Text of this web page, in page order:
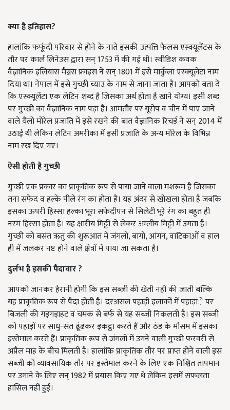
क्या है इतिहास?
हालांकि फफूंदी परिवार से होने के नाते इसकी उत्पत्ति फैलस एस्क्यूलेंटस के
तौर पर कार्ल लिनेउस द्वारा सन् 1753 में की गई थी। स्वीडिश कवक
वैज्ञानिक इलियास मैग्नस फ्राइस ने सन् 1801 में इसे मार्कुला एस्क्यूलेंटा नाम
दिया था। नेपाल में इसे गुच्छी च्याउ के नाम से जाना जाता है। आपको बता दें
कि एस्क्यूलेंटा एक लेटिन शब्द है जिसका अर्थ होता है खाने योग्य। इसी शब्द
पर गुच्छी का वैज्ञानिक नाम पड़ा है। आमतौर पर यूरोप व चीन में पाए जाने
वाले यैलो मोरेल प्रजाति में इसे रखने की बात वैज्ञानिक रिचर्ड ने सन् 2014 में
उठाई थी लेकिन लेटिन अमरीका में इसी प्रजाति के अन्य मोरेल के विभिन्न
नाम रख दिए गए।
ऐसी होती है गुच्छी
गुच्छी एक प्रकार का प्राकृतिक रूप से पाया जाने वाला मशरूम है जिसका
तना सफेद व हल्के पीले रंग का होता है। यह अंदर से खोखला होता है जबकि
इसका ऊपरी हिस्सा हल्का भूरा सफेदीपन से सिलेटी भूरे रंग का बहुत ही
नरम हिस्सा होता है। यह क्षारीय मिट्टी से लेकर अम्लीय मिट्टी में उगता है।
गुच्छी को बसंत ऋतु की शुरूआत में जंगलों, बागों, आंगन, वाटिकाओं व हाल
ही में जलकर नष्ट होने वाले क्षेत्रों में पाया जा सकता है।
दुर्लभ है इसकी पैदावार ?
आपको जानकर हैरानी होगी कि इस सब्जी की खेती नहीं की जाती बल्कि
यह प्राकृतिक रूप से पैदा होती है। दरअसल पहाड़ी इलाकों में पहाड़ांे पर
बिजली की गड़गड़ाहट व चमक से बर्फ से यह सब्जी निकलती है। इस सब्जी
को पहाड़ों पर साधु-संत ढूंढकर इकट्ठा करते हैं और ठंड के मौसम में इसका
इस्तेमाल करते हैं। प्राकृतिक रूप से जंगलों में उगने वाली गुच्छी फरवरी से
अप्रैल माह के बीच मिलती है। हालांकि प्राकृतिक तौर पर प्राप्त होने वाली इस
सब्जी को व्यावसायिक तौर पर इस्तेमाल करने के लिए एक निश्चित तापमान
पर उगाने के लिए सन् 1982 में प्रयास किए गए थे लेकिन इसमें सफलता
हासिल नहीं हुई।